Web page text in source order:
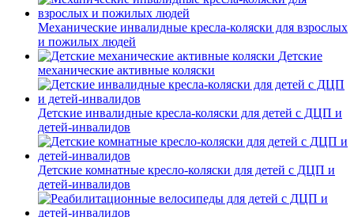
Механические инвалидные кресла-коляски для взрослых
и пожилых людей
Детские
механические активные коляски
Детские инвалидные кресла-коляски для детей с ДЦП и
детей-инвалидов
Детские комнатные кресло-коляски для детей с ДЦП и
детей-инвалидов